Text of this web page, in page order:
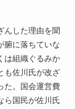
んした理由を聞
腑に落ちていな
は組織ぐるみか
も佐川氏が改ざ
た。国会運営費
ら国民が佐川氏